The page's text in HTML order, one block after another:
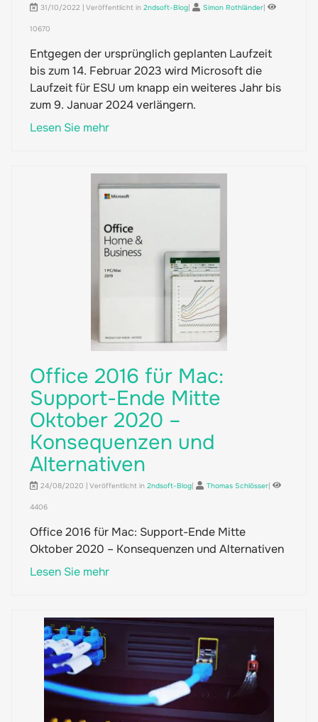
31/10/2022 | Veröffentlicht in 2ndsoft-Blog| Simon Rothländer|
10670
Entgegen der ursprünglich geplanten Laufzeit
bis zum 14. Februar 2023 wird Microsoft die
Laufzeit für ESU um knapp ein weiteres Jahr bis
zum 9. Januar 2024 verlängern.
Lesen Sie mehr
Office 2016 für Mac:
Support-Ende Mitte
Oktober 2020 –
Konsequenzen und
Alternativen
24/08/2020 | Veröffentlicht in 2ndsoft-Blog| Thomas Schlösser|
4406
Office 2016 für Mac: Support-Ende Mitte
Oktober 2020 – Konsequenzen und Alternativen
Lesen Sie mehr